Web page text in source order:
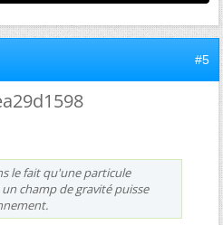
#5
le fait qu'une particule
champ de gravité puisse